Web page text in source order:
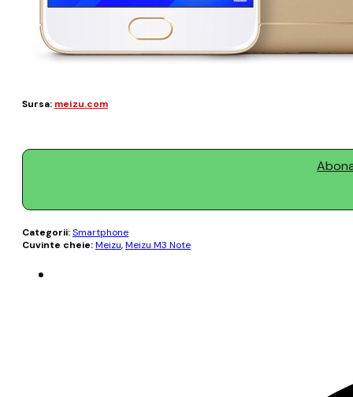
Sursa: meizu.com
Categorii:Smartphone
Cuvinte cheie:Meizu,Meizu M3 Note